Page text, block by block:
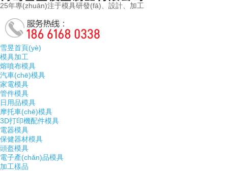
25年專(zhuān)注于模具研發(fā)、設計、加工
雪昱首頁(yè)
模具加工
熔噴布模具
汽車(chē)模具
家電模具
管件模具
日用品模具
摩托車(chē)模具
3D打印機配件模具
電器模具
保健器材模具
頭盔模具
電子產(chǎn)品模具
加工樣品